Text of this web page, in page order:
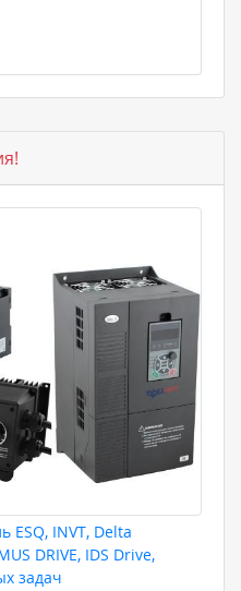
ESQ, INVT, Delta
DRIVE, IDS Drive,
задач